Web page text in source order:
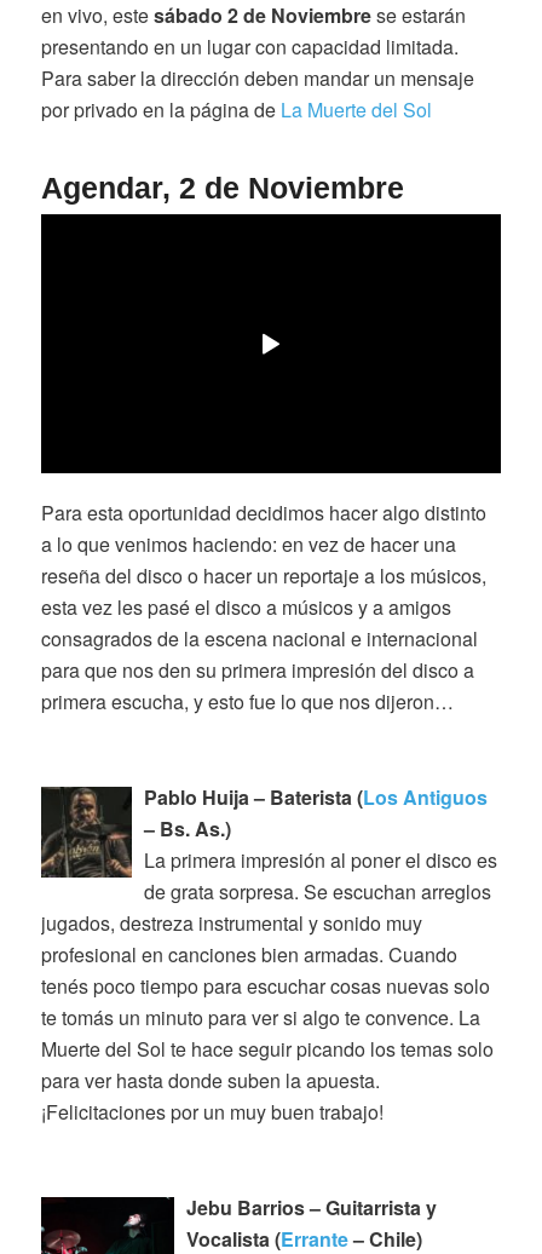
en vivo, estesábado 2 de Noviembrese estarán
presentando en un lugar con capacidad limitada.
Para saber la dirección deben mandar un mensaje
por privado en la página de La Muerte del Sol
Agendar, 2 de Noviembre
Para esta oportunidad decidimos hacer algo distinto
a lo que venimos haciendo: en vez de hacer una
reseña del disco o hacer un reportaje a los músicos,
esta vez les pasé el disco a músicos y a amigos
consagrados de la escena nacional e internacional
para que nos den su primera impresión del disco a
primera escucha, y esto fue lo que nos dijeron…
Pablo Huija – Baterista (Los Antiguos
– Bs. As.)
La primera impresión al poner el disco es
de grata sorpresa. Se escuchan arreglos
jugados, destreza instrumental y sonido muy
profesional en canciones bien armadas. Cuando
tenés poco tiempo para escuchar cosas nuevas solo
te tomás un minuto para ver si algo te convence. La
Muerte del Sol te hace seguir picando los temas solo
para ver hasta donde suben la apuesta.
¡Felicitaciones por un muy buen trabajo!
Jebu Barrios – Guitarrista y
Vocalista (Errante– Chile)